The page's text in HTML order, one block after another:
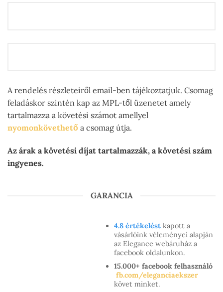
A rendelés részleteiről email-ben tájékoztatjuk. Csomag
feladáskor szintén kap az MPL-től üzenetet amely
tartalmazza a követési számot amellyel
nyomonkövethető a csomag útja.
Az árak a követési díjat tartalmazzák, a követési szám
ingyenes.
GARANCIA
4.8 értékelést kapott a
vásárlóink véleményei alapján
az Elegance webáruház a
facebook oldalunkon.
15.000+ facebook felhasználó
fb.com/eleganciaekszer
követ minket.